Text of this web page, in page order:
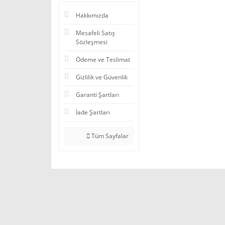
Hakkımızda
Mesafeli Satış
Sözleşmesi
Ödeme ve Teslimat
Gizlilik ve Güvenlik
Garanti Şartları
İade Şartları
Tüm Sayfalar